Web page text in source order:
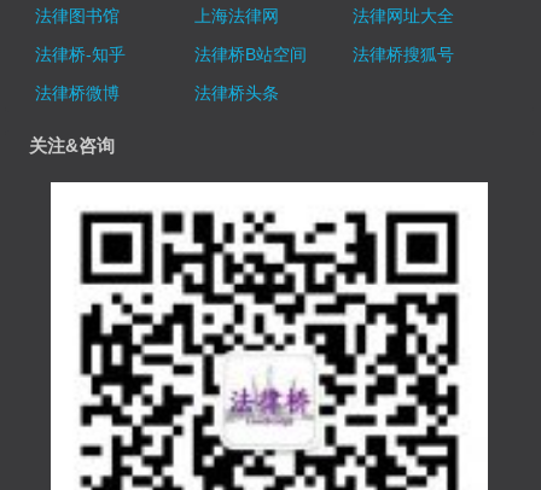
法律图书馆 上海法律网
法律网址大全
法律桥-知乎
法律桥B站空间
法律桥搜狐号
法律桥微博
法律桥头条
关注&咨询